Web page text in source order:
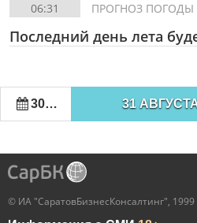
06:31 ПРОГНОЗ ПОГОДЫ
Последний день лета
30 АВГУСТА 2020 31
© ИА "СаратовБизнесКонсалтинг", 1999